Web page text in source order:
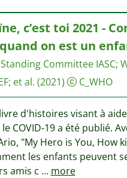
c’est toi 2021 -
quand on est un
Committee IASC;
; et al. (2021) C_WHO
d'histoires visant à
COVID-19 a été publié.
"My Hero is You, How
les enfants peuvent
amis c ... more